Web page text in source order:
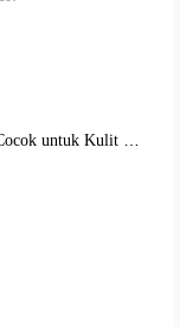
Cara Memilih Kutek Matte Warna Nude yang Cocok untuk Kulit Sensitif